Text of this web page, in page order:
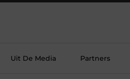
Uit De Media Partners